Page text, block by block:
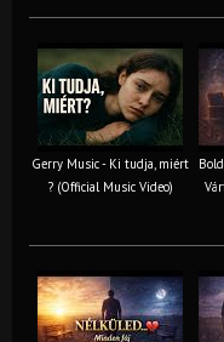
Gerry Music - Ki tudja, miért
? (Official Music Video)